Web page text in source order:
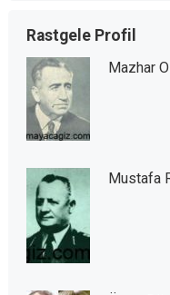
Rastgele Profil
Mazhar
Mustafa